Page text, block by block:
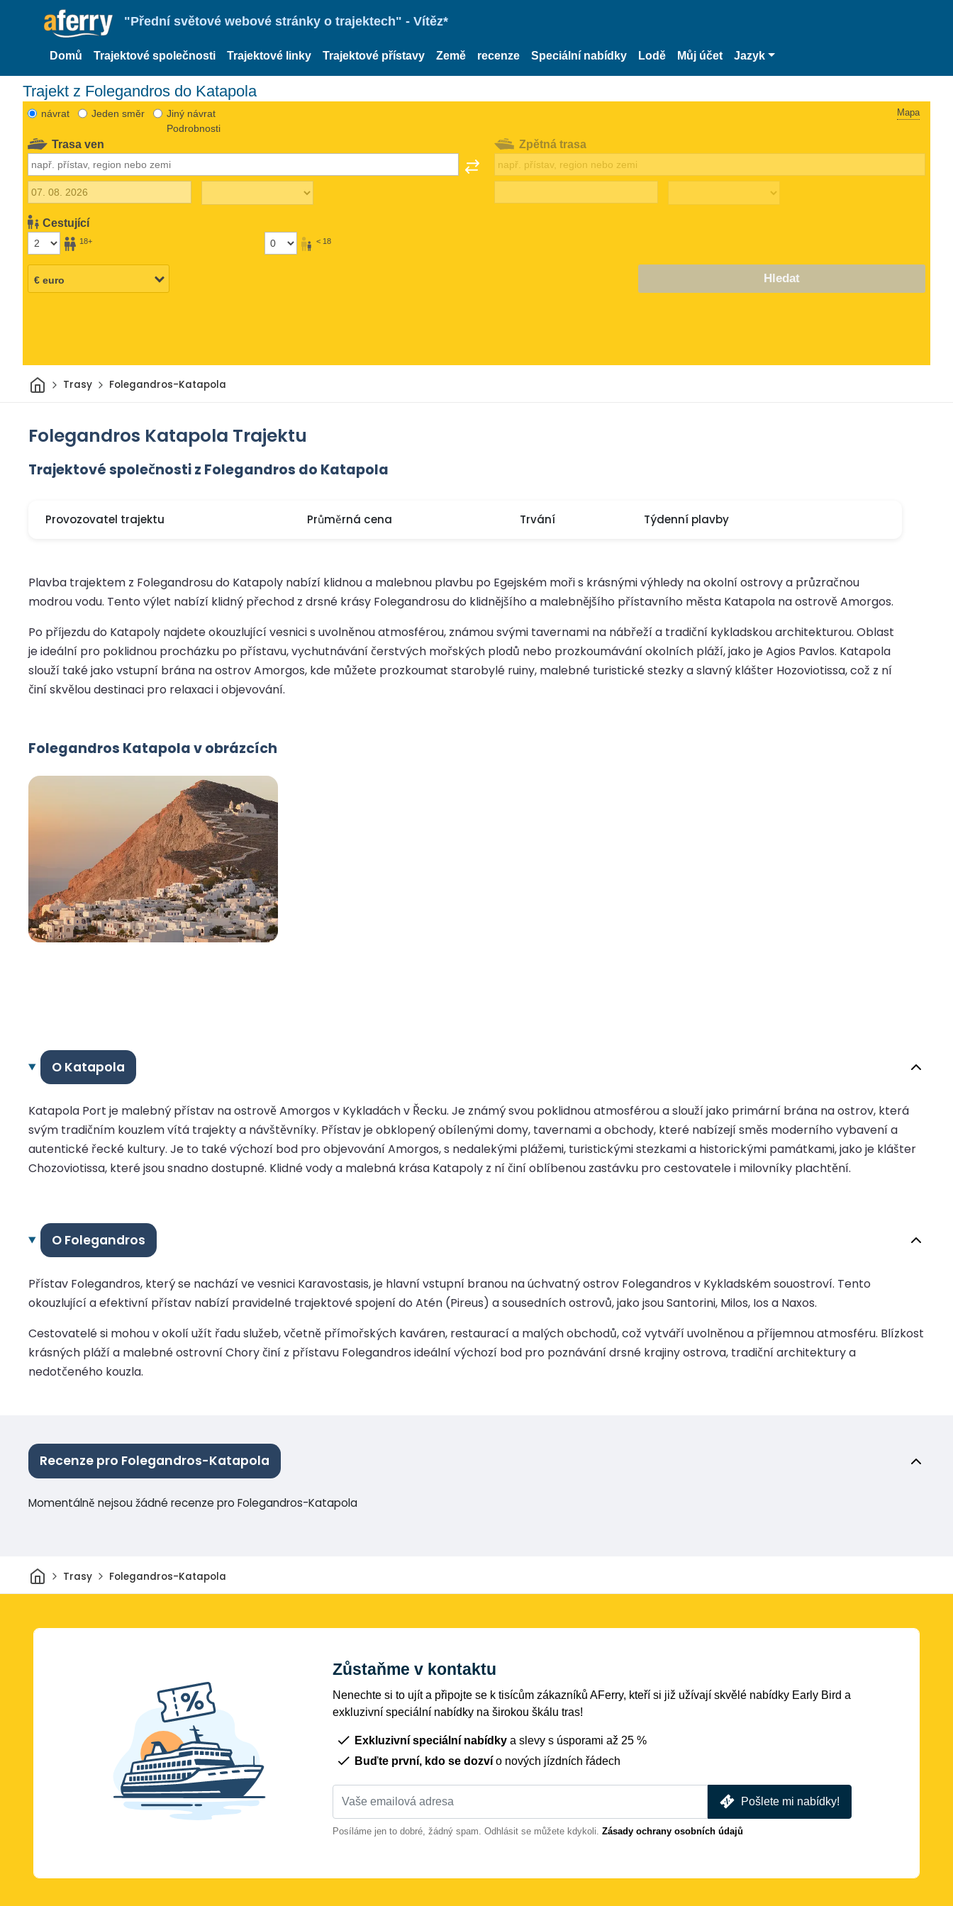
"Přední světové webové stránky o trajektech" - Vítěz*
Domů Trajektové společnosti Trajektové linky Trajektové přístavy Země recenze Speciální nabídky Lodě Můj účet Jazyk
Trajekt z Folegandros do Katapola
návrat Jeden směr
Jiný návrat
Podrobnosti
Mapa
Trasa ven
Cestující
18+ < 18
Zpětná trasa
Hledat
Domov
Trasy Folegandros-Katapola
Folegandros Katapola Trajektu
Trajektové společnosti z Folegandros do Katapola
Provozovatel trajektu Průměrná cena Trvání Týdenní plavby
Plavba trajektem z Folegandrosu do Katapoly nabízí klidnou a malebnou plavbu po Egejském moři s krásnými výhledy na okolní ostrovy a průzračnou
modrou vodu. Tento výlet nabízí klidný přechod z drsné krásy Folegandrosu do klidnějšího a malebnějšího přístavního města Katapola na ostrově Amorgos.
Po příjezdu do Katapoly najdete okouzlující vesnici s uvolněnou atmosférou, známou svými tavernami na nábřeží a tradiční kykladskou architekturou. Oblast
je ideální pro poklidnou procházku po přístavu, vychutnávání čerstvých mořských plodů nebo prozkoumávání okolních pláží, jako je Agios Pavlos. Katapola
slouží také jako vstupní brána na ostrov Amorgos, kde můžete prozkoumat starobylé ruiny, malebné turistické stezky a slavný klášter Hozoviotissa, což z ní
činí skvělou destinaci pro relaxaci i objevování.
Folegandros Katapola v obrázcích
O Katapola
Katapola Port je malebný přístav na ostrově Amorgos v Kykladách v Řecku. Je známý svou poklidnou atmosférou a slouží jako primární brána na ostrov, která
svým tradičním kouzlem vítá trajekty a návštěvníky. Přístav je obklopený obílenými domy, tavernami a obchody, které nabízejí směs moderního vybavení a
autentické řecké kultury. Je to také výchozí bod pro objevování Amorgos, s nedalekými plážemi, turistickými stezkami a historickými památkami, jako je klášter
Chozoviotissa, které jsou snadno dostupné. Klidné vody a malebná krása Katapoly z ní činí oblíbenou zastávku pro cestovatele i milovníky plachtění.
O Folegandros
Přístav Folegandros, který se nachází ve vesnici Karavostasis, je hlavní vstupní branou na úchvatný ostrov Folegandros v Kykladském souostroví. Tento
okouzlující a efektivní přístav nabízí pravidelné trajektové spojení do Atén (Pireus) a sousedních ostrovů, jako jsou Santorini, Milos, Ios a Naxos.
Cestovatelé si mohou v okolí užít řadu služeb, včetně přímořských kaváren, restaurací a malých obchodů, což vytváří uvolněnou a příjemnou atmosféru. Blízkost
krásných pláží a malebné ostrovní Chory činí z přístavu Folegandros ideální výchozí bod pro poznávání drsné krajiny ostrova, tradiční architektury a
nedotčeného kouzla.
Recenze pro Folegandros-Katapola
Momentálně nejsou žádné recenze pro Folegandros-Katapola
Domov
Trasy Folegandros-Katapola
Zůstaňme v kontaktu
Nenechte si to ujít a připojte se k tisícům zákazníků AFerry, kteří si již užívají skvělé nabídky Early Bird a
exkluzivní speciální nabídky na širokou škálu tras!
Exkluzivní speciální nabídky a slevy s úsporami až 25 %
Buďte první, kdo se dozví o nových jízdních řádech
Pošlete mi nabídky!
Posíláme jen to dobré, žádný spam. Odhlásit se můžete kdykoli. Zásady ochrany osobních údajů